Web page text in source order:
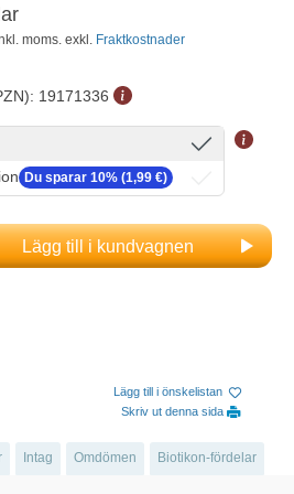
moms. exkl. Fraktkostnader
19171336
Du sparar 10% (1,99 €)
Lägg till i kundvagnen
Lägg till i önskelistan
Skriv ut denna sida
Intag Omdömen Biotikon-fördelar